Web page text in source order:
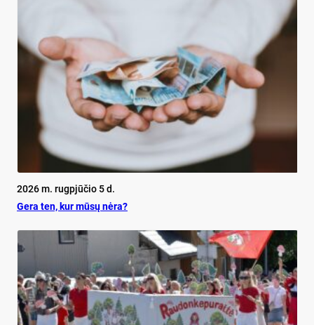
2026 m. rugpjūčio 5 d.
Ge­ra ten, kur mū­sų nė­ra?